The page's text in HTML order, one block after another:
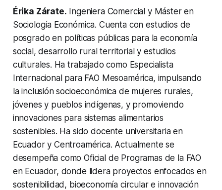
Érika Zárate. Ingeniera Comercial y Máster en
Sociología Económica. Cuenta con estudios de
posgrado en políticas públicas para la economía
social, desarrollo rural territorial y estudios
culturales. Ha trabajado como Especialista
Internacional para FAO Mesoamérica, impulsando
la inclusión socioeconómica de mujeres rurales,
jóvenes y pueblos indígenas, y promoviendo
innovaciones para sistemas alimentarios
sostenibles. Ha sido docente universitaria en
Ecuador y Centroamérica. Actualmente se
desempeña como Oficial de Programas de la FAO
en Ecuador, donde lidera proyectos enfocados en
sostenibilidad, bioeconomía circular e innovación